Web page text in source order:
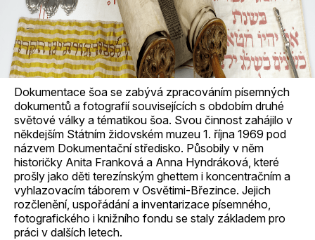
DOKUMENTACE ŠOA
Dokumentace šoa se zabývá zpracováním písemných
dokumentů a fotografií souvisejících s obdobím druhé
světové války a tématikou šoa. Svou činnost zahájilo v
někdejším Státním židovském muzeu 1. října 1969 pod
názvem Dokumentační středisko. Působily v něm
historičky Anita Franková a Anna Hyndráková, které
prošly jako děti terezínským ghettem i koncentračním a
vyhlazovacím táborem v Osvětimi-Březince. Jejich
rozčlenění, uspořádání a inventarizace písemného,
fotografického i knižního fondu se staly základem pro
práci v dalších letech.